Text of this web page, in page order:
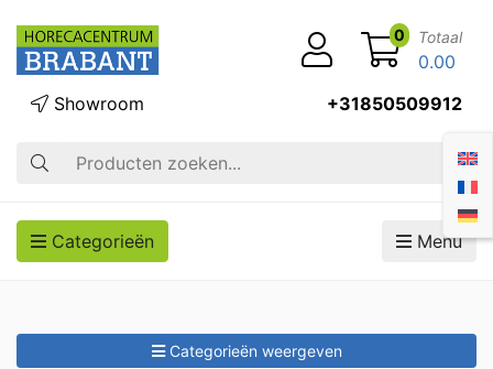
Zoek op
Showroom +31850509912
0 Totaal
0.00
Categorieën Menu
Categorieën weergeven